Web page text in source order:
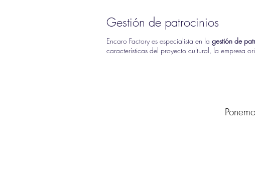
Gestión de patrocinios
Encaro Factory es especialista en la gestión de
características del proyecto cultural, la empresa